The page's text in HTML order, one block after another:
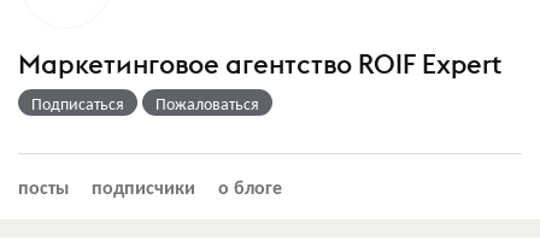
Маркетинговое агентство ROIF Expert
Подписаться Пожаловаться
посты подписчики о блоге